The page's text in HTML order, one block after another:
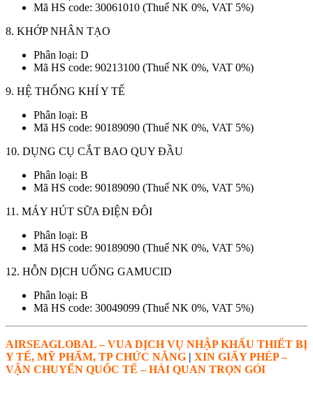
Mã HS code: 30061010 (Thuế NK 0%, VAT 5%)
8. KHỚP NHÂN TẠO
Phân loại: D
Mã HS code: 90213100 (Thuế NK 0%, VAT 0%)
9. HỆ THỐNG KHÍ Y TẾ
Phân loại: B
Mã HS code: 90189090 (Thuế NK 0%, VAT 5%)
10. DỤNG CỤ CẮT BAO QUY ĐẦU
Phân loại: B
Mã HS code: 90189090 (Thuế NK 0%, VAT 5%)
11. MÁY HÚT SỮA ĐIỆN ĐÔI
Phân loại: B
Mã HS code: 90189090 (Thuế NK 0%, VAT 5%)
12. HỖN DỊCH UỐNG GAMUCID
Phân loại: B
Mã HS code: 30049099 (Thuế NK 0%, VAT 5%)
AIRSEAGLOBAL – VUA DỊCH VỤ NHẬP KHẨU THIẾT BỊ
Y TẾ, MỸ PHẨM, TP CHỨC NĂNG | XIN GIẤY PHÉP –
VẬN CHUYỂN QUỐC TẾ – HẢI QUAN TRỌN GÓI